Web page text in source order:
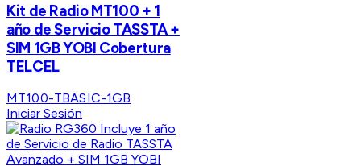
Kit de Radio MT100 + 1
año de Servicio TASSTA +
SIM 1GB YOBI Cobertura
TELCEL
MT100-TBASIC-1GB
Iniciar Sesión